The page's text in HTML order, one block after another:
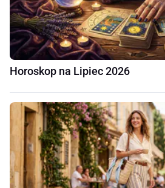
Horoskop na Lipiec 2026